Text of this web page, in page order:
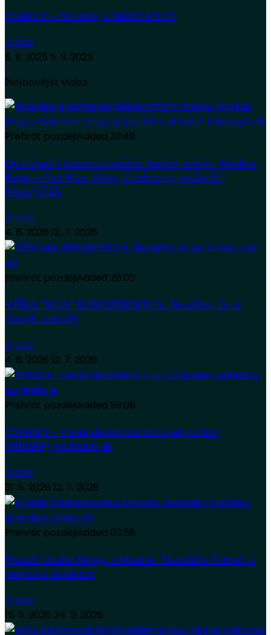
Zrádci 2 – Novinky z Médií 4.9.25
Zradci
5. 9. 2025 5. 9. 2025
Nejnovější videa
Přehrát pozdějiAdded 33:49
Dva kluci s kamerou můžou změnit město. Markus
Krug o One Man Show, Zrádcích a virálech |
MoneyTalk
Zradci
4. 6. 2026 12. 7. 2026
Přehrát pozdějiAdded 26:05
VĚRA “MIA” KIRCHNEROVÁ: Nevěřím, že se
člověk rodí zlý
Zradci
4. 6. 2026 12. 7. 2026
Přehrát pozdějiAdded 59:08
ZRÁDCI – Cesta detektivní hrou od podání
přihlášky po finále 🔥
Zradci
31. 5. 2026 12. 7. 2026
Přehrát pozdějiAdded 03:58
Pozadí vztahu Kruga a Mareše. Skandál s Ferrari a
pravda o Zrádcích
Zradci
15. 5. 2026 24. 5. 2026